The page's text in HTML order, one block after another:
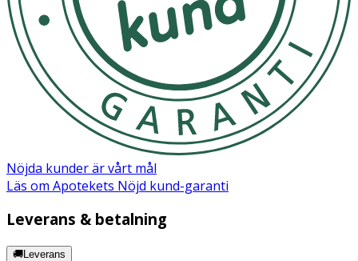
Nöjda kunder är vårt mål
Läs om Apotekets Nöjd kund-garanti
Leverans & betalning
🚚Leverans